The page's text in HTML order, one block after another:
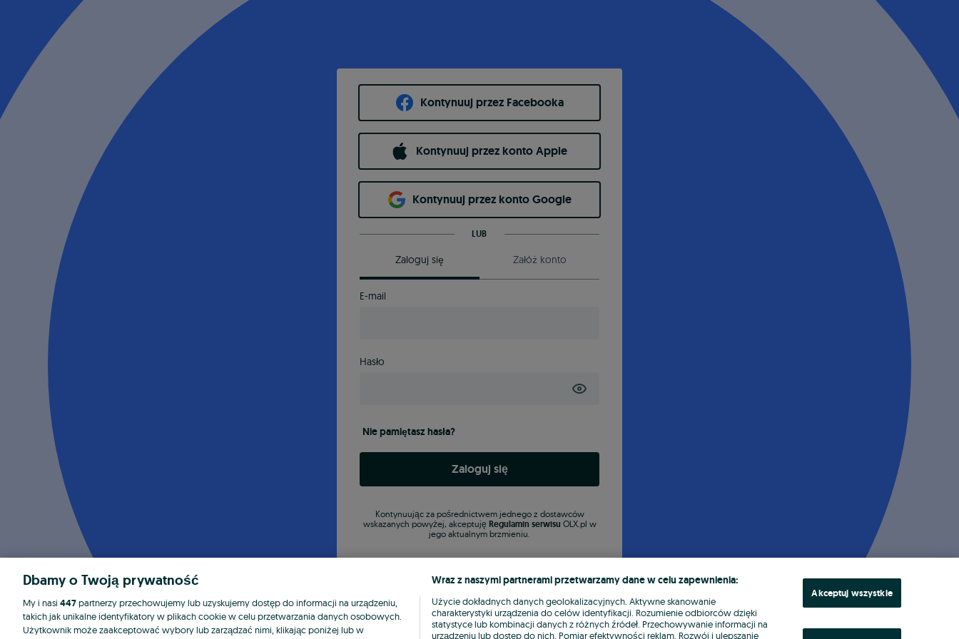
Kontynuuj przez Facebooka
Kontynuuj przez konto Apple
Kontynuuj przez konto Google
LUB
Zaloguj się Załóż konto
E-mail
Hasło
Nie pamiętasz hasła?
Zaloguj się
Kontynuując za pośrednictwem jednego z dostawców
wskazanych powyżej, akceptuję Regulamin serwisu OLX.pl w
jego aktualnym brzmieniu.
Dbamy o Twoją prywatność
My i nasi 447partnerzy przechowujemy lub uzyskujemy dostęp do informacji na urządzeniu,
takich jak unikalne identyfikatory w plikach cookie w celu przetwarzania danych osobowych.
Użytkownik może zaakceptować wybory lub zarządzać nimi, klikając poniżej lub w
Wraz z naszymi partnerami przetwarzamy dane w celu zapewnienia:
Użycie dokładnych danych geolokalizacyjnych. Aktywne skanowanie
charakterystyki urządzenia do celów identyfikacji. Rozumienie odbiorców dzięki
statystyce lub kombinacji danych z różnych źródeł. Przechowywanie informacji na
urządzeniu lub dostęp do nich. Pomiar efektywności reklam. Rozwój i ulepszanie
Akceptuj wszystkie